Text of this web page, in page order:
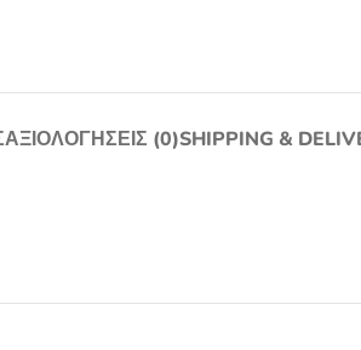
ΑΞΙΟΛΟΓΉΣΕΙΣ (0)SHIPPING &